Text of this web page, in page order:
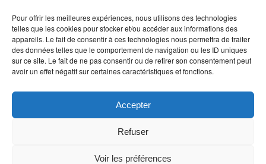
Pour offrir les meilleures expériences, nous utilisons des technologies
telles que les cookies pour stocker et/ou accéder aux informations des
appareils. Le fait de consentir à ces technologies nous permettra de traiter
des données telles que le comportement de navigation ou les ID uniques
sur ce site. Le fait de ne pas consentir ou de retirer son consentement peut
avoir un effet négatif sur certaines caractéristiques et fonctions.
Accepter
Refuser
Voir les préférences
E-mail *
Site web
Politique de confidentialité Politique de cookies